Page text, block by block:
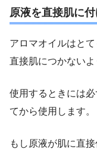
原液を直接肌に
アロマオイルはと
直接肌につかないよ
使用するときには
てから使用します。
もし原液が肌に直